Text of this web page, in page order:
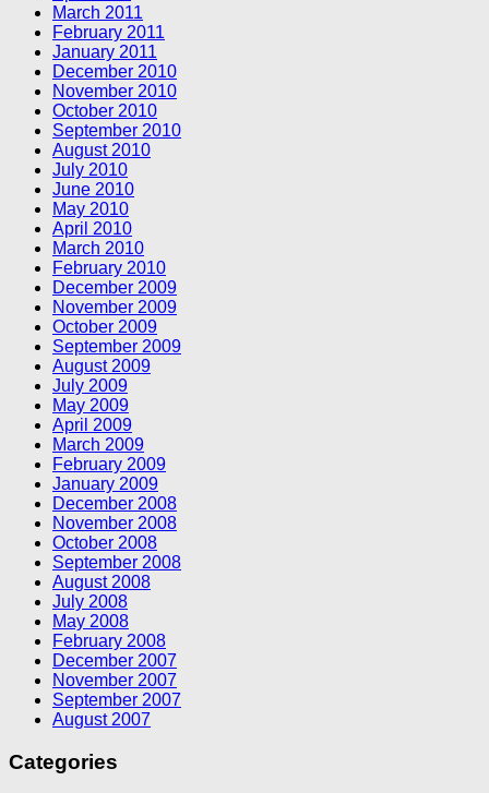
March 2011
February 2011
January 2011
December 2010
November 2010
October 2010
September 2010
August 2010
July 2010
June 2010
May 2010
April 2010
March 2010
February 2010
December 2009
November 2009
October 2009
September 2009
August 2009
July 2009
May 2009
April 2009
March 2009
February 2009
January 2009
December 2008
November 2008
October 2008
September 2008
August 2008
July 2008
May 2008
February 2008
December 2007
November 2007
September 2007
August 2007
Categories